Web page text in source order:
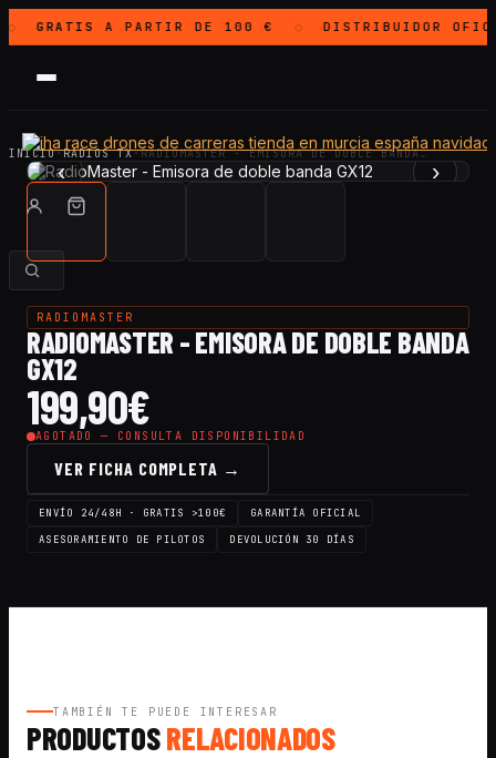
◇ GRATISA PARTIR DE 100 € ◇ DISTRIBUIDOR
INICIO·RADIOS TX·RADIOMASTER - EMISORA DE DOBLE BANDA…
‹ ›
RADIOMASTER
RADIOMASTER - EMISORA DE DOBLE BANDA
GX12
199,90€
AGOTADO — CONSULTA DISPONIBILIDAD
VER FICHA COMPLETA →
ENVÍO 24/48H · GRATIS >100€
GARANTÍA OFICIAL
ASESORAMIENTO DE PILOTOS
DEVOLUCIÓN 30 DÍAS
TAMBIÉN TE PUEDE INTERESAR
PRODUCTOSRELACIONADOS